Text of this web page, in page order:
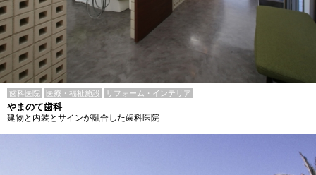
歯科医院 医療・福祉施設 リフォーム・インテリア
やまのて歯科
建物と内装とサインが融合した歯科医院